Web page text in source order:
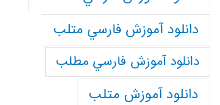
دانلود آموزش فارسي متلب
دانلود آموزش فارسي مطلب
دانلود آموزش متلب